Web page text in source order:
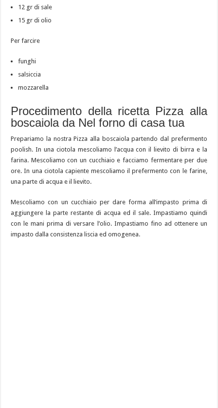
12 gr di sale
15 gr di olio
Per farcire
funghi
salsiccia
mozzarella
Procedimento della ricetta Pizza alla
boscaiola da Nel forno di casa tua
Prepariamo la nostra Pizza alla boscaiola partendo dal prefermento
poolish. In una ciotola mescoliamo l’acqua con il lievito di birra e la
farina. Mescoliamo con un cucchiaio e facciamo fermentare per due
ore. In una ciotola capiente mescoliamo il prefermento con le farine,
una parte di acqua e il lievito.
Mescoliamo con un cucchiaio per dare forma all’impasto prima di
aggiungere la parte restante di acqua ed il sale. Impastiamo quindi
con le mani prima di versare l’olio. Impastiamo fino ad ottenere un
impasto dalla consistenza liscia ed omogenea.